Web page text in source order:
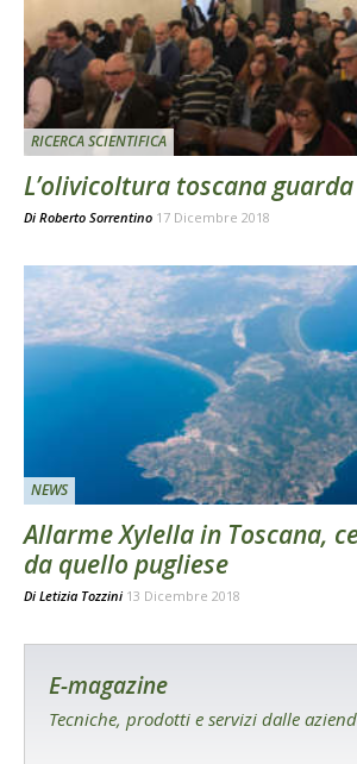
RICERCA SCIENTIFICA
L’olivicoltura toscana
Di Roberto Sorrentino 17 Dicembre 2018
NEWS
Allarme Xylella in Toscana,
da quello pugliese
Di Letizia Tozzini 13 Dicembre 2018
E-magazine
Tecniche, prodotti e servizi dalle